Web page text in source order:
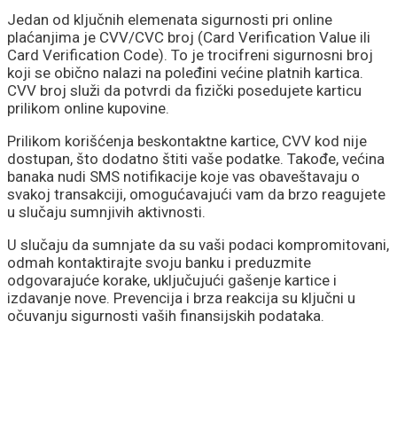
Jedan od ključnih elemenata sigurnosti pri online
plaćanjima je CVV/CVC broj (Card Verification Value ili
Card Verification Code). To je trocifreni sigurnosni broj
koji se obično nalazi na poleđini većine platnih kartica.
CVV broj služi da potvrdi da fizički posedujete karticu
prilikom online kupovine.
Prilikom korišćenja beskontaktne kartice, CVV kod nije
dostupan, što dodatno štiti vaše podatke. Takođe, većina
banaka nudi SMS notifikacije koje vas obaveštavaju o
svakoj transakciji, omogućavajući vam da brzo reagujete
u slučaju sumnjivih aktivnosti.
U slučaju da sumnjate da su vaši podaci kompromitovani,
odmah kontaktirajte svoju banku i preduzmite
odgovarajuće korake, uključujući gašenje kartice i
izdavanje nove. Prevencija i brza reakcija su ključni u
očuvanju sigurnosti vaših finansijskih podataka.